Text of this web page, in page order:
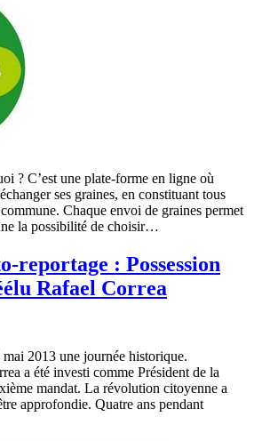
? C’est une plate-forme en ligne où
ses graines, en constituant tous
Chaque envoi de graines permet
la possibilité de choisir…
reportage : Possession
Rafael Correa
2013 une journée historique.
a été investi comme Président de la
mandat. La révolution citoyenne a
approfondie. Quatre ans pendant